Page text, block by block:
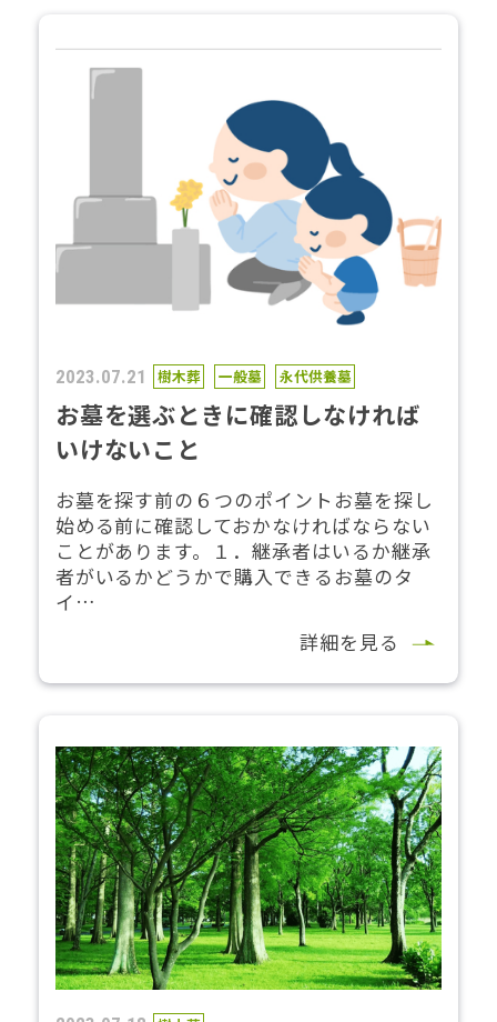
2023.07.21 樹木葬 一般墓 永代供養墓
お墓を選ぶときに確認しなければ
いけないこと
お墓を探す前の６つのポイントお墓を探し
始める前に確認しておかなければならない
ことがあります。１．継承者はいるか継承
者がいるかどうかで購入できるお墓のタ
イ…
詳細を見る